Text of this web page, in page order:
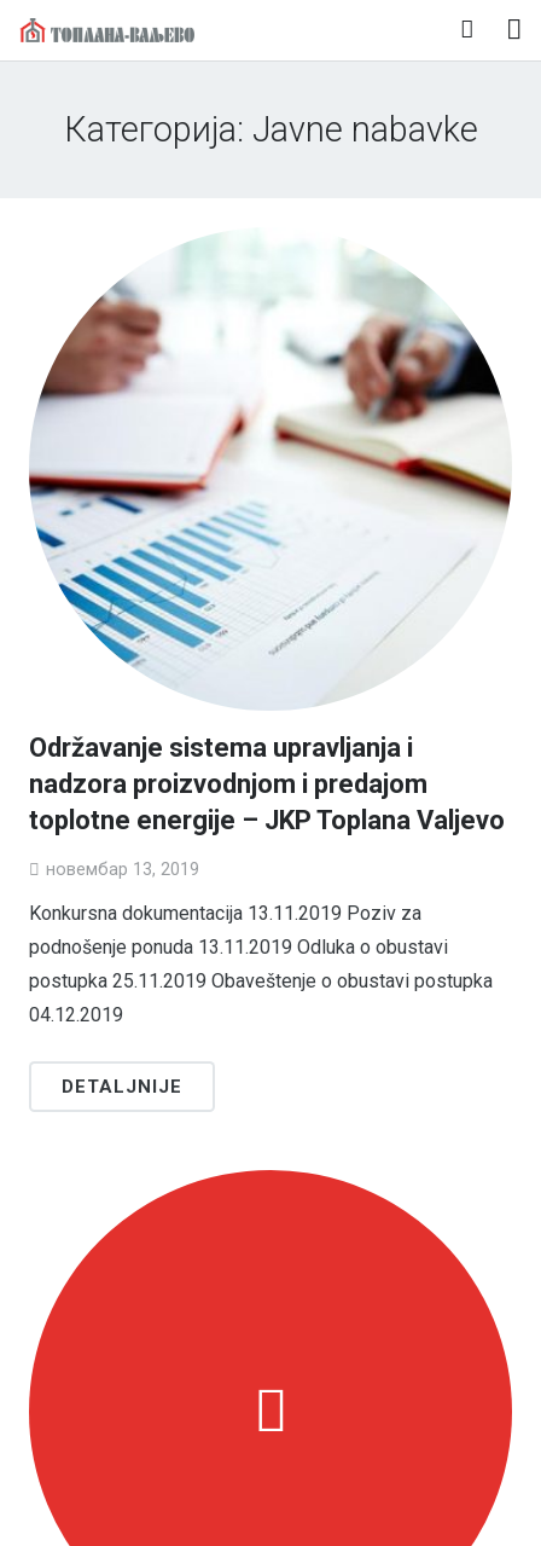
O nama
Kontakt
Категорија: Javne nabavke
Održavanje sistema upravljanja i
nadzora proizvodnjom i predajom
toplotne energije – JKP Toplana Valjevo
новембар 13, 2019
Konkursna dokumentacija 13.11.2019 Poziv za
podnošenje ponuda 13.11.2019 Odluka o obustavi
postupka 25.11.2019 Obaveštenje o obustavi postupka
04.12.2019
DETALJNIJE